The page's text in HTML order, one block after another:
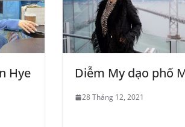
Hye
Diễm My dạo phố
28 Tháng 12, 2021